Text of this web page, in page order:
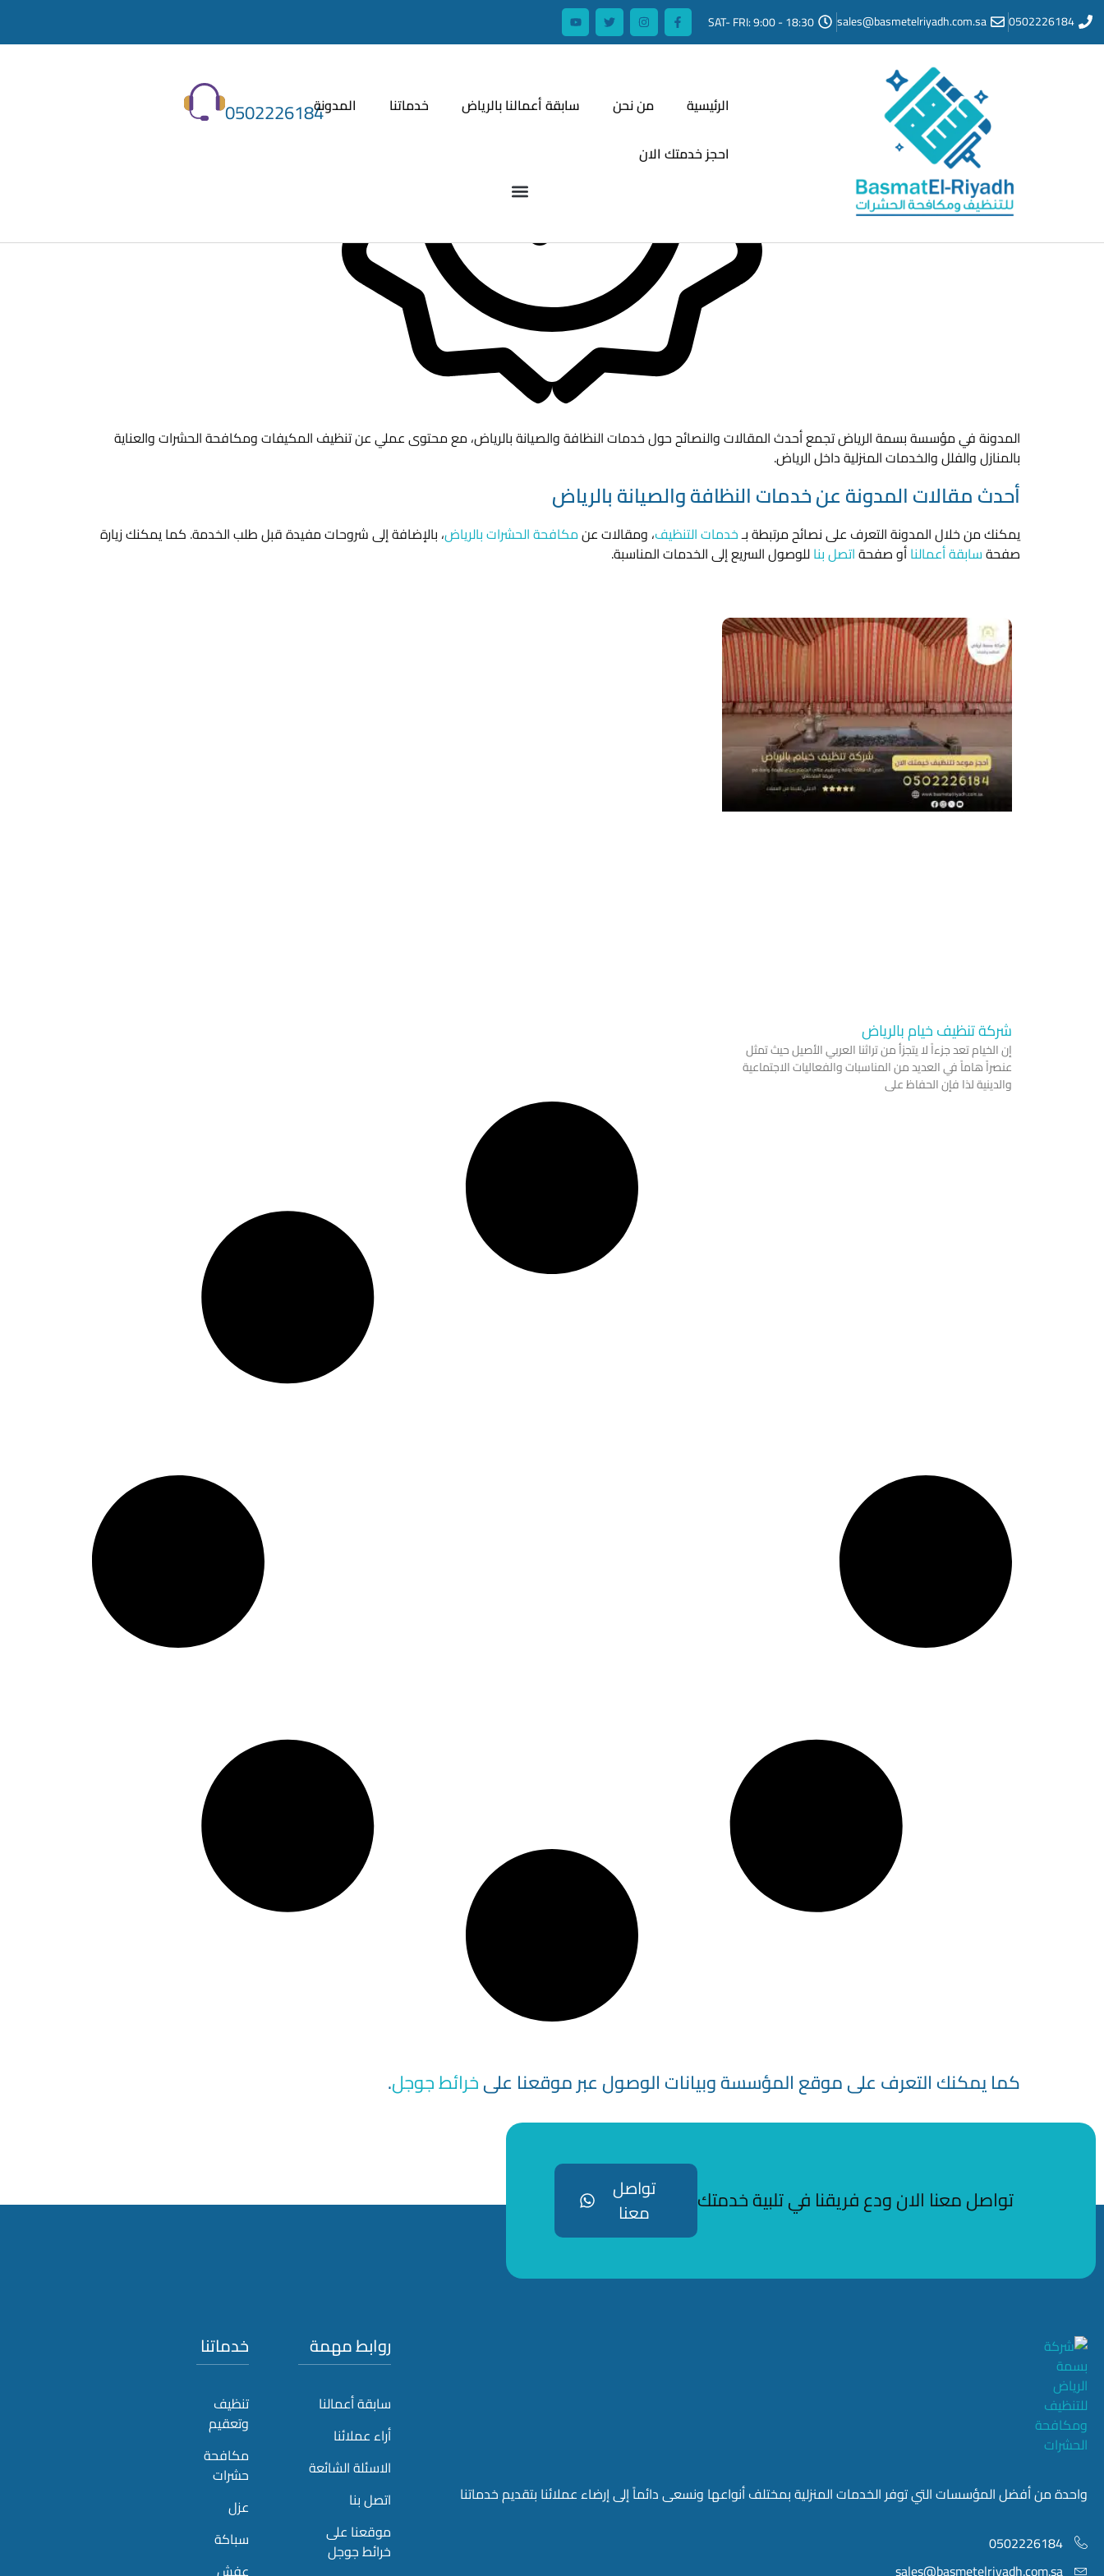
0502226184
sales@basmetelriyadh.com.sa
SAT- FRI: 9:00 - 18:30
الرئيسية من نحن سابقة أعمالنا بالرياض خدماتنا
المدونة
احجز خدمتك الان
0502226184
المدونة في مؤسسة بسمة الرياض تجمع أحدث المقالات والنصائح حول خدمات النظافة والصيانة بالرياض، مع محتوى عملي عن تنظيف المكيفات ومكافحة الحشرات والعناية
بالمنازل والفلل والخدمات المنزلية داخل الرياض.
أحدث مقالات المدونة عن خدمات النظافة والصيانة بالرياض
يمكنك من خلال المدونة التعرف على نصائح مرتبطة بـخدمات التنظيف، ومقالات عنمكافحة الحشرات بالرياض، بالإضافة إلى شروحات مفيدة قبل طلب الخدمة. كما يمكنك زيارة
صفحةسابقة أعمالناأو صفحةاتصل بناللوصول السريع إلى الخدمات المناسبة.
شركة تنظيف خيام بالرياض
إن الخيام تعد جزءاً لا يتجزأ من تراثنا العربي الأصيل حيث تمثل
عنصراً هاماً في العديد من المناسبات والفعاليات الاجتماعية
والدينية لذا فإن الحفاظ على
كما يمكنك التعرف على موقع المؤسسة وبيانات الوصول عبر موقعنا علىخرائط جوجل.
تواصل معنا الان ودع فريقنا في تلبية خدمتك
تواصل
معنا
واحدة من أفضل المؤسسات التي توفر الخدمات المنزلية بمختلف أنواعها ونسعى دائماً إلى إرضاء عملائنا بتقديم خدماتنا
0502226184
sales@basmetelriyadh.com.sa
روابط مهمة
سابقة أعمالنا
أراء عملائنا
الاسئلة الشائعة
اتصل بنا
موقعنا على
خرائط جوجل
خدماتنا
تنظيف
وتعقيم
مكافحة
حشرات
عزل
سباكة
عفش